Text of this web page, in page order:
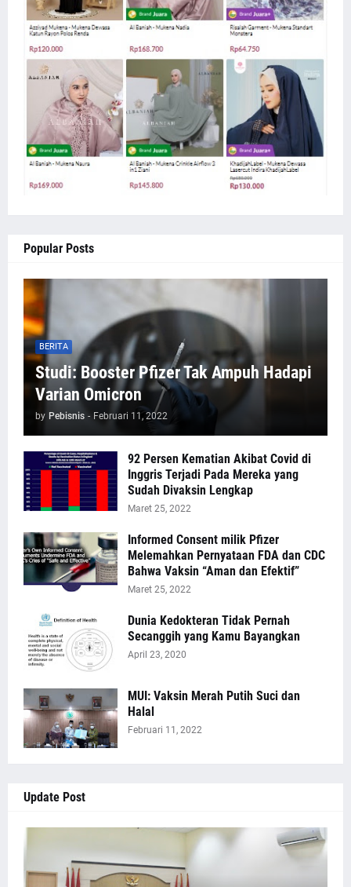
Popular Posts
BERITA
Studi: Booster Pfizer Tak Ampuh Hadapi
Varian Omicron
by Pebisnis - Februari 11, 2022
92 Persen Kematian Akibat Covid di
Inggris Terjadi Pada Mereka yang
Sudah Divaksin Lengkap
Maret 25, 2022
Informed Consent milik Pfizer
Melemahkan Pernyataan FDA dan CDC
Bahwa Vaksin “Aman dan Efektif”
Maret 25, 2022
Dunia Kedokteran Tidak Pernah
Secanggih yang Kamu Bayangkan
April 23, 2020
MUI: Vaksin Merah Putih Suci dan
Halal
Februari 11, 2022
Update Post